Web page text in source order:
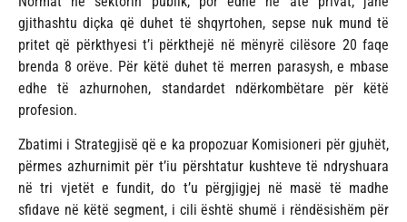
gjithashtu diçka që duhet të shqyrtohen, sepse nuk mund të
pritet që përkthyesi t’i përkthejë në mënyrë cilësore 20 faqe
brenda 8 orëve. Për këtë duhet të merren parasysh, e mbase
edhe të azhurnohen, standardet ndërkombëtare për këtë
profesion.
Zbatimi i Strategjisë që e ka propozuar Komisioneri për gjuhët,
përmes azhurnimit për t’iu përshtatur kushteve të ndryshuara
në tri vjetët e fundit, do t’u përgjigjej në masë të madhe
sfidave në këtë segment, i cili është shumë i rëndësishëm për